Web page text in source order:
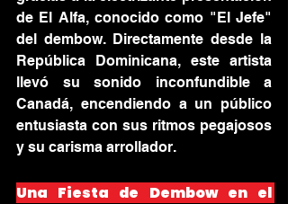
de El Alfa, conocido como "El Jefe"
del dembow. Directamente desde la
República Dominicana, este artista
llevó su sonido inconfundible a
Canadá, encendiendo a un público
entusiasta con sus ritmos pegajosos
y su carisma arrollador.
Una Fiesta de Dembow en el